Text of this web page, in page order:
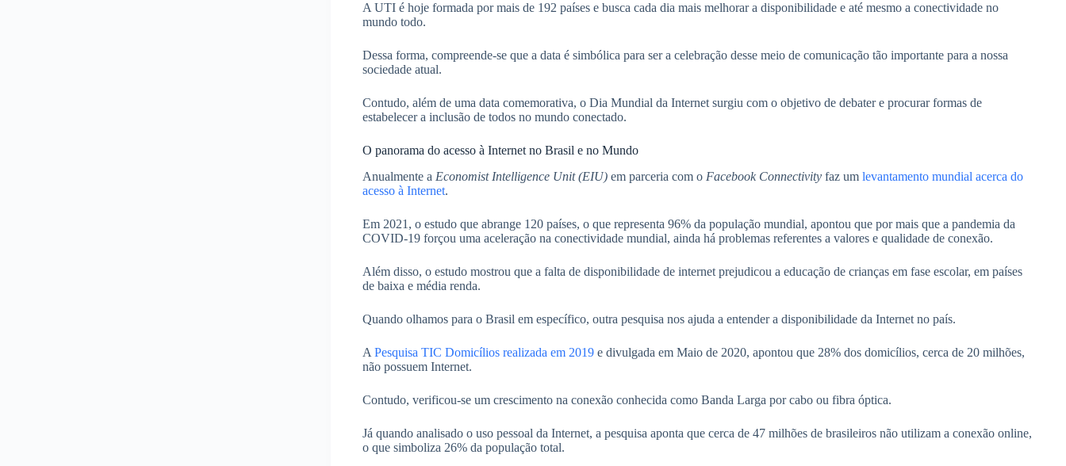
A UTI é hoje formada por mais de 192 países e busca cada dia mais melhorar a disponibilidade e até mesmo a conectividade no
mundo todo.
Dessa forma, compreende-se que a data é simbólica para ser a celebração desse meio de comunicação tão importante para a nossa
sociedade atual.
Contudo, além de uma data comemorativa, o Dia Mundial da Internet surgiu com o objetivo de debater e procurar formas de
estabelecer a inclusão de todos no mundo conectado.
O panorama do acesso à Internet no Brasil e no Mundo
Anualmente a Economist Intelligence Unit (EIU)em parceria com o Facebook Connectivityfaz umlevantamento mundial acerca do
acesso à Internet.
Em 2021, o estudo que abrange 120 países, o que representa 96% da população mundial, apontou que por mais que a pandemia da
COVID-19 forçou uma aceleração na conectividademundial, ainda há problemas referentes a valores e qualidade de conexão.
Além disso, o estudo mostrou que a falta de disponibilidade de internet prejudicou a educação de crianças em fase escolar, em países
de baixa e média renda.
Quando olhamos para o Brasil em específico, outra pesquisa nos ajuda a entender a disponibilidade da Internet no país.
A Pesquisa TIC Domicílios realizada em 2019e divulgada em Maio de 2020, apontou que 28% dos domicílios, cerca de 20 milhões,
não possuem Internet.
Contudo, verificou-se um crescimento na conexão conhecida como Banda Larga por cabo ou fibra óptica.
Já quando analisado o uso pessoal da Internet, a pesquisa aponta que cerca de 47 milhões de brasileiros não utilizam a conexão online,
o que simboliza 26% da população total.